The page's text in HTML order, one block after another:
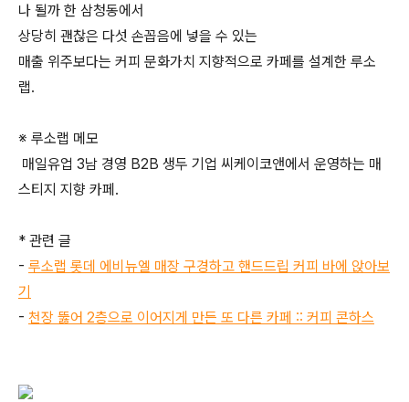
나 될까 한 삼청동에서
상당히 괜찮은 다섯 손꼽음에 넣을 수 있는
매출 위주보다는 커피 문화가치 지향적으로 카페를 설계한 루소
랩.
※ 루소랩 메모
매일유업 3남 경영 B2B 생두 기업 씨케이코앤에서 운영하는 매
스티지 지향 카페.
* 관련 글
- 루소랩 롯데 에비뉴엘 매장 구경하고 핸드드립 커피 바에 앉아보
기
- 천장 뚫어 2층으로 이어지게 만든 또 다른 카페 :: 커피 콘하스